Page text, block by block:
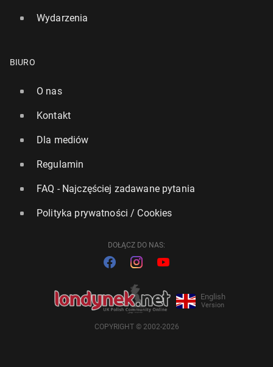
Wydarzenia
BIURO
O nas
Kontakt
Dla mediów
Regulamin
FAQ - Najczęściej zadawane pytania
Polityka prywatności / Cookies
DOŁĄCZ DO NAS:
English
Version
COPYRIGHT © 2002-2026